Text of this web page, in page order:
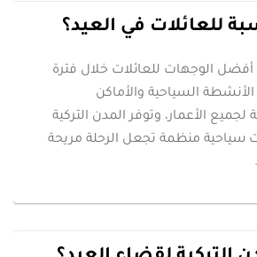
للعائلات في العيد؟
أفضل الوجهات للعائلات خلال فترة
السياحية والأماكن
لجميع الأعمار، وتوفر المدن التركية
سياحية منظمة تجعل الرحلة مريحة